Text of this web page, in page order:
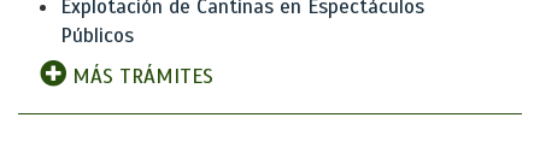
Explotación de Cantinas en Espectáculos
Públicos
MÁS TRÁMITES